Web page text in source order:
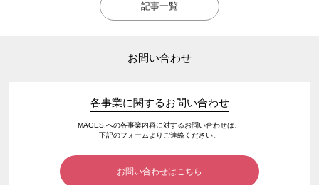
記事一覧
お問い合わせ
各事業に関するお問い合わせ
MAGES.への各事業内容に対するお問い合わせは、
下記のフォームよりご連絡ください。
お問い合わせはこちら